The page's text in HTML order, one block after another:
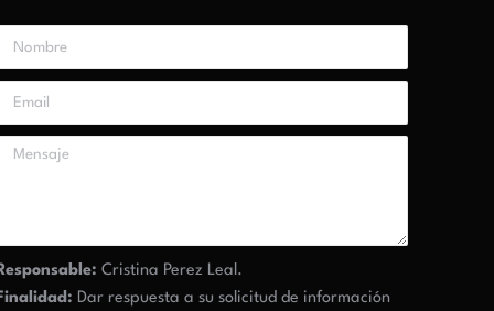
Cristina Perez Leal.
Dar respuesta a su solicitud de información